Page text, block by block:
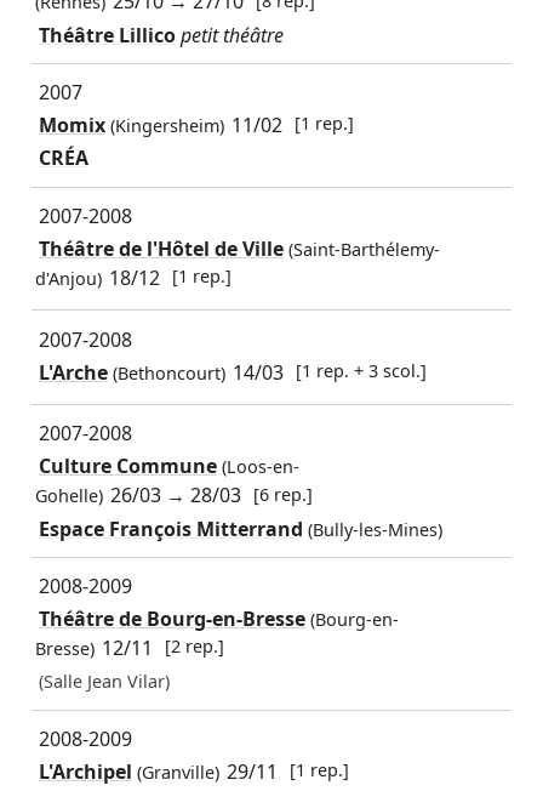
Théâtre Lillicopetit théâtre
2007
Momix(Kingersheim) 11/02 [1 rep.]
CRÉA
2007-2008
Théâtre de l'Hôtel de Ville(Saint-Barthélemy-
d'Anjou) 18/12 [1 rep.]
2007-2008
L'Arche(Bethoncourt) 14/03 [1 rep. + 3 scol.]
2007-2008
Culture Commune(Loos-en-
Gohelle) 26/03 →28/03 [6 rep.]
Espace François Mitterrand (Bully-les-Mines)
2008-2009
Théâtre de Bourg-en-Bresse(Bourg-en-
Bresse) 12/11
[2 rep.]
(Salle Jean Vilar)
2008-2009
L'Archipel (Granville) 29/11 [1 rep.]